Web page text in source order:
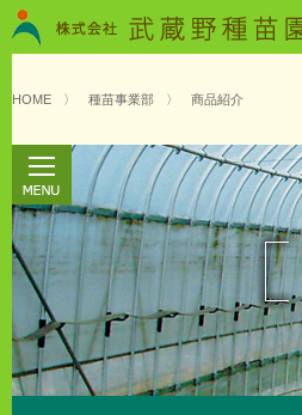
HOME 〉 種苗事業部 〉 商品紹介